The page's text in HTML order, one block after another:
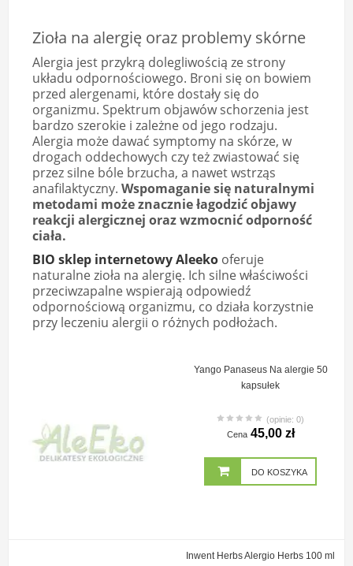
Zioła na alergię oraz problemy skórne
Alergia jest przykrą dolegliwością ze strony
układu odpornościowego. Broni się on bowiem
przed alergenami, które dostały się do
organizmu. Spektrum objawów schorzenia jest
bardzo szerokie i zależne od jego rodzaju.
Alergia może dawać symptomy na skórze, w
drogach oddechowych czy też zwiastować się
przez silne bóle brzucha, a nawet wstrząs
anafilaktyczny. Wspomaganie się naturalnymi
metodami może znacznie łagodzić objawy
reakcji alergicznej oraz wzmocnić odporność
ciała.
BIO sklep internetowy Aleeko oferuje
naturalne zioła na alergię. Ich silne właściwości
przeciwzapalne wspierają odpowiedź
odpornościową organizmu, co działa korzystnie
przy leczeniu alergii o różnych podłożach.
Yango Panaseus Na alergie 50
kapsułek
(opinie: 0)
Cena 45,00 zł
DO KOSZYKA
Inwent Herbs Alergio Herbs 100 ml